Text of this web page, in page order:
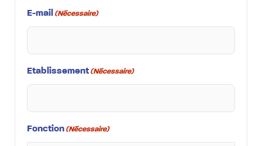
E-mail (Nécessaire)
Etablissement (Nécessaire)
Fonction (Nécessaire)